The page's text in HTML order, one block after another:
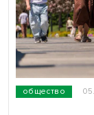
общество